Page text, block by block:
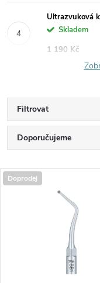
Ultrazvuková
Skladem
1 190 Kč
Filtrovat
Ř
a
Doporučujeme
Nejdražší
Nejprodávanější
V
Doprodej